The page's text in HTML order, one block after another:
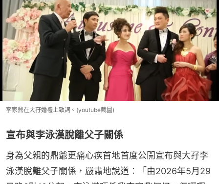
李家鼎在大孖婚禮上致詞。(youtube截圖)
宣布與李泳漢脫離父子關係
身為父親的鼎爺更痛心疾首地首度公開宣布與大孖李
泳漢脫離父子關係，嚴肅地說道︰「由2026年5月29